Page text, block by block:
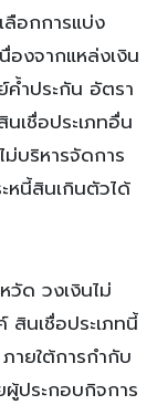
ลือกการแบ่ง
องจากแหล่งเงิน
ำประกัน อัตรา
เชื่อประเภทอื่น
บริหารจัดการ
หนี้สินเกินตัวได้
วัด วงเงินไม่
สินเชื่อประเภทนี้
ายใต้การกำกับ
ประกอบกิจการ